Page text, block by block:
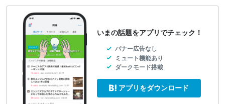
いまの話題をアプリでチェック！
バナー広告なし
ミュート機能あり
ダークモード搭載
アプリをダウンロード